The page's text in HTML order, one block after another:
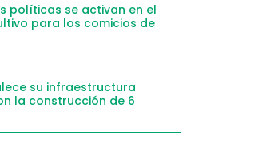
políticas se activan en el
para los comicios de
su infraestructura
la construcción de 6